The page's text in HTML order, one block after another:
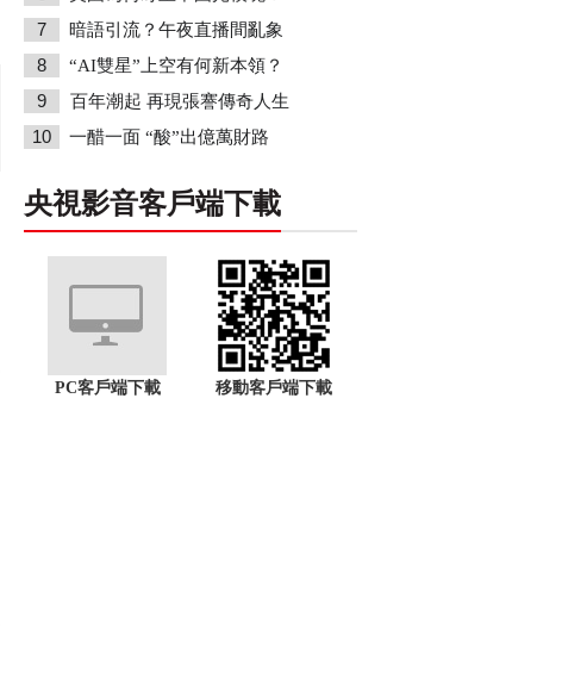
7 暗語引流？午夜直播間亂象
8 “AI雙星”上空有何新本領？
9 百年潮起 再現張謇傳奇人生
10 一醋一面 “酸”出億萬財路
央視影音客戶端下載
PC客戶端下載 移動客戶端下載